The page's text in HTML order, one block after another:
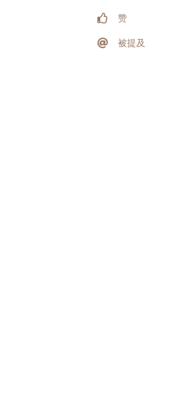
赞
被提及